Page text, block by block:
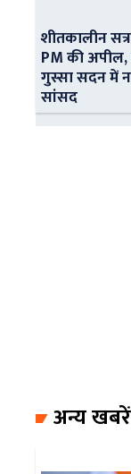
शीतकालीन
PM की
गुस्सा सदन में न
सांसद
अन्य खबरें